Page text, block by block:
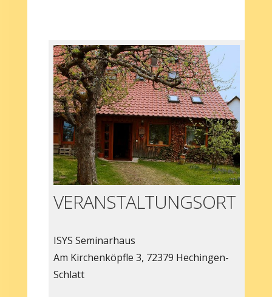
VERANSTALTUNGSORT
ISYS Seminarhaus
Am Kirchenköpfle 3, 72379 Hechingen-
Schlatt